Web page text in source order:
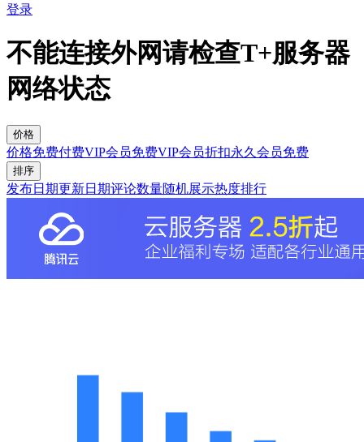
登录
不能连接外网请检查T+服务器
网络状态
价格
价格免费付费VIP会员免费VIP会员折扣永久会员免费
排序
发布日期更新日期评论数量随机展示热度排行